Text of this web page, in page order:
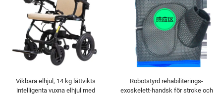
Vikbara elhjul, 14 kg lättvikts
intelligenta vuxna elhjul med
Robotstyrd rehabiliterings-
exoskelett-handsk för stroke och